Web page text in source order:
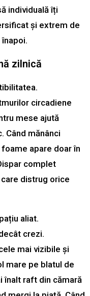
individuală îți
și extrem de
zilnică
circadiene
mese ajută
Când mănânci
apare doar în
complet
distrug orice
aliat.
crezi.
mai vizibile și
mare pe blatul de
înalt raft din cămară